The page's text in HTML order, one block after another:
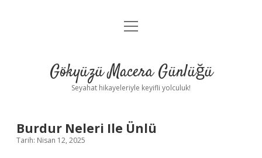
Anasayfa
Yasal Uyarı
menüyü
Gökyüzü Macera Günlüğü
Seyahat hikayeleriyle keyifli yolculuk!
Burdur Neleri Ile Ünlü
Tarih: Nisan 12, 2025